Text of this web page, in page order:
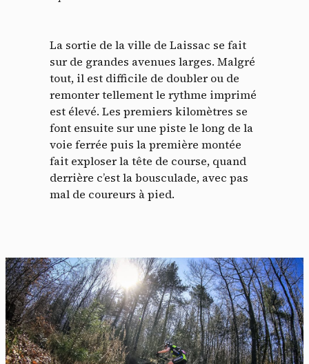
La sortie de la ville de Laissac se fait
sur de grandes avenues larges. Malgré
tout, il est difficile de doubler ou de
remonter tellement le rythme imprimé
est élevé. Les premiers kilomètres se
font ensuite sur une piste le long de la
voie ferrée puis la première montée
fait exploser la tête de course, quand
derrière c’est la bousculade, avec pas
mal de coureurs à pied.